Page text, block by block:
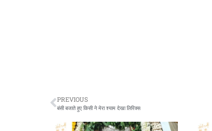
PREVIOUS
बंसी बजाते हुए किसी ने मेरा श्याम देखा लिरिक्स